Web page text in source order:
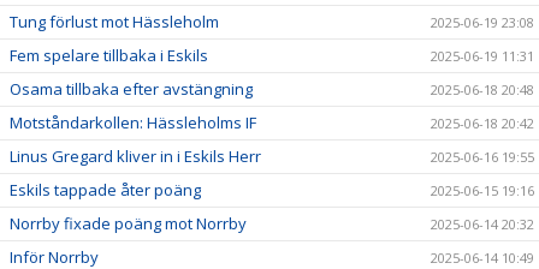
Tung förlust mot Hässleholm 2025-06-19 23:08
Fem spelare tillbaka i Eskils 2025-06-19 11:31
Osama tillbaka efter avstängning 2025-06-18 20:48
Motståndarkollen: Hässleholms IF 2025-06-18 20:42
Linus Gregard kliver in i Eskils Herr 2025-06-16 19:55
Eskils tappade åter poäng 2025-06-15 19:16
Norrby fixade poäng mot Norrby 2025-06-14 20:32
Inför Norrby 2025-06-14 10:49